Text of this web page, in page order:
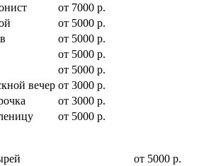
от 7000 р.
от 5000 р.
от 5000 р.
от 5000 р.
от 5000 р.
вечер от 3000 р.
от 3000 р.
от 5000 р.
от 5000 р.